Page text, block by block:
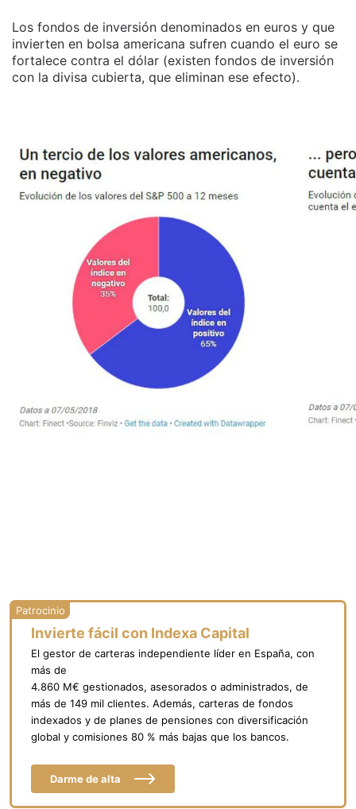
Los fondos de inversión denominados en euros y que
invierten en bolsa americana sufren cuando el euro se
fortalece contra el dólar (existen fondos de inversión
con la divisa cubierta, que eliminan ese efecto).
Invierte fácil con Indexa Capital
El gestor de carteras independiente líder en España, con
más de
4.860 M€ gestionados, asesorados o administrados, de
más de 149 mil clientes. Además, carteras de fondos
indexados y de planes de pensiones con diversificación
global y comisiones 80 % más bajas que los bancos.
Darme de alta